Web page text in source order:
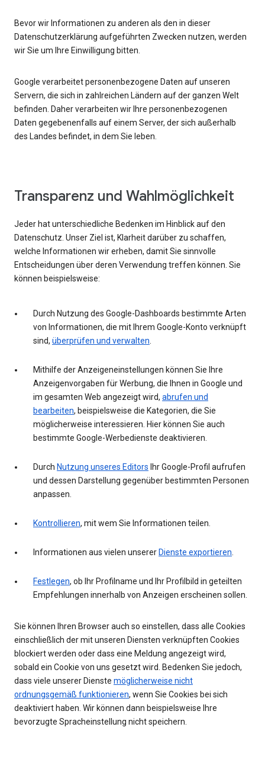
Bevor wir Informationen zu anderen als den in dieser
Datenschutzerklärung aufgeführten Zwecken nutzen, werden
wir Sie um Ihre Einwilligung bitten.
Google verarbeitet personenbezogene Daten auf unseren
Servern, die sich in zahlreichen Ländern auf der ganzen Welt
befinden. Daher verarbeiten wir Ihre personenbezogenen
Daten gegebenenfalls auf einem Server, der sich außerhalb
des Landes befindet, in dem Sie leben.
Transparenz und Wahlmöglichkeit
Jeder hat unterschiedliche Bedenken im Hinblick auf den
Datenschutz. Unser Ziel ist, Klarheit darüber zu schaffen,
welche Informationen wir erheben, damit Sie sinnvolle
Entscheidungen über deren Verwendung treffen können. Sie
können beispielsweise:
Durch Nutzung des Google-Dashboards bestimmte Arten
von Informationen, die mit Ihrem Google-Konto verknüpft
sind, überprüfen und verwalten.
Mithilfe der Anzeigeneinstellungen können Sie Ihre
Anzeigenvorgaben für Werbung, die Ihnen in Google und
im gesamten Web angezeigt wird, abrufen und
bearbeiten, beispielsweise die Kategorien, die Sie
möglicherweise interessieren. Hier können Sie auch
bestimmte Google-Werbedienste deaktivieren.
Durch Nutzung unseres Editors Ihr Google-Profil aufrufen
und dessen Darstellung gegenüber bestimmten Personen
anpassen.
Kontrollieren, mit wem Sie Informationen teilen.
Informationen aus vielen unserer Dienste exportieren.
Festlegen, ob Ihr Profilname und Ihr Profilbild in geteilten
Empfehlungen innerhalb von Anzeigen erscheinen sollen.
Sie können Ihren Browser auch so einstellen, dass alle Cookies
einschließlich der mit unseren Diensten verknüpften Cookies
blockiert werden oder dass eine Meldung angezeigt wird,
sobald ein Cookie von uns gesetzt wird. Bedenken Sie jedoch,
dass viele unserer Dienste möglicherweise nicht
ordnungsgemäß funktionieren, wenn Sie Cookies bei sich
deaktiviert haben. Wir können dann beispielsweise Ihre
bevorzugte Spracheinstellung nicht speichern.